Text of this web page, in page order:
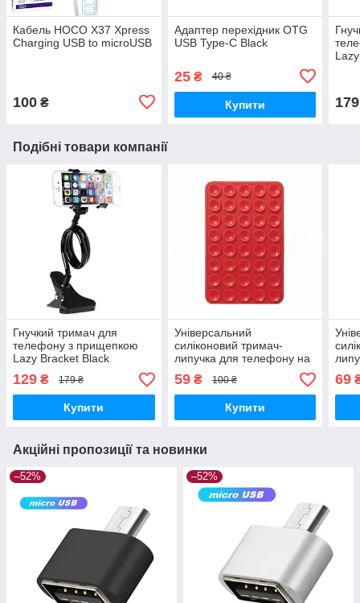
Кабель HOCO X37 Xpress
Charging USB to microUSB
100 ₴
Адаптер перехідник OTG
USB Type-C Black
25₴ 40 ₴
Купити 179
Подібні товари компанії
Гнучкий тримач для
телефону з прищепкою
Lazy Bracket Black
129 ₴ 179 ₴
Купити
Універсальний
силіконовий тримач-
липучка для телефону на
40 присосках Lipper Red
59₴ 100 ₴
Купити
40
69
Акційні пропозиції та новинки
–52% –52%